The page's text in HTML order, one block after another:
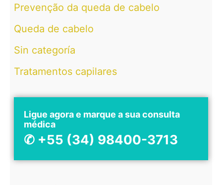
Prevenção da queda de cabelo
Queda de cabelo
Sin categoría
Tratamentos capilares
Ligue agora e marque a sua consulta
médica
✆ +55 (34) 98400-3713